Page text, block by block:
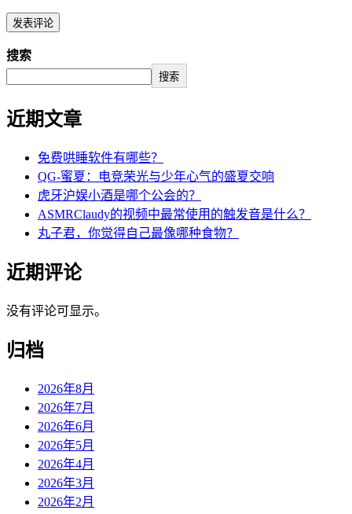
搜索
搜索
近期文章
免费哄睡软件有哪些？
QG-蜜夏：电竞荣光与少年心气的盛夏交响
虎牙沪娱小酒是哪个公会的？
ASMRClaudy的视频中最常使用的触发音是什么？
丸子君，你觉得自己最像哪种食物？
近期评论
没有评论可显示。
归档
2026年8月
2026年7月
2026年6月
2026年5月
2026年4月
2026年3月
2026年2月